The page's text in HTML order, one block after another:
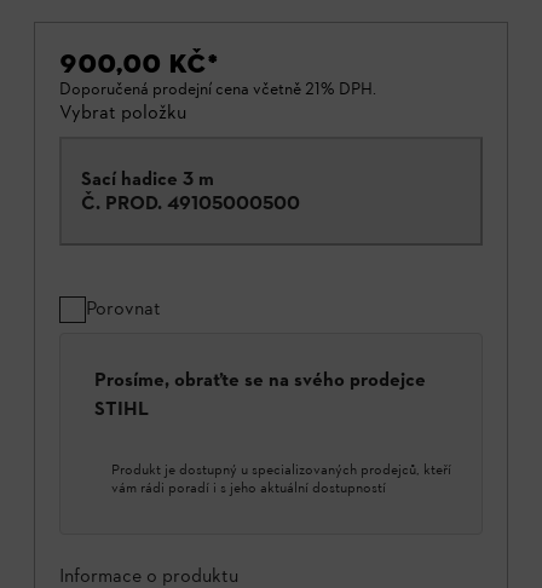
900,00 KČ*
Doporučená prodejní cena včetně 21% DPH.
Vybrat položku
Sací hadice 3 m
Č. PROD. 49105000500
Porovnat
Prosíme, obraťte se na svého prodejce
STIHL
Produkt je dostupný u specializovaných prodejců, kteří
vám rádi poradí i s jeho aktuální dostupností
Informace o produktu